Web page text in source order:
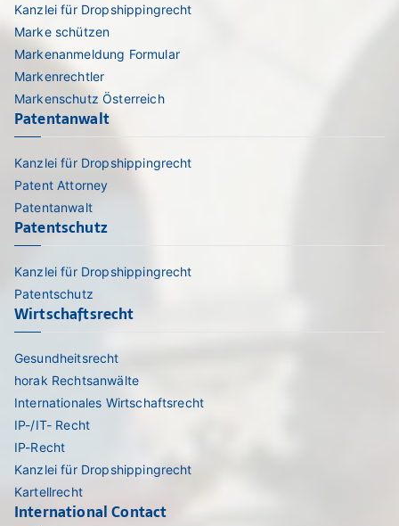
Kanzlei für Dropshippingrecht
Marke schützen
Markenanmeldung Formular
Markenrechtler
Markenschutz Österreich
Patentanwalt
Kanzlei für Dropshippingrecht
Patent Attorney
Patentanwalt
Patentschutz
Kanzlei für Dropshippingrecht
Patentschutz
Wirtschaftsrecht
Gesundheitsrecht
horak Rechtsanwälte
Internationales Wirtschaftsrecht
IP-/IT- Recht
IP-Recht
Kanzlei für Dropshippingrecht
Kartellrecht
International Contact